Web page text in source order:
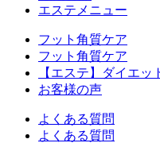
エステメニュー
フット角質ケア
フット角質ケア
【エステ】ダイエッ
お客様の声
よくある質問
よくある質問